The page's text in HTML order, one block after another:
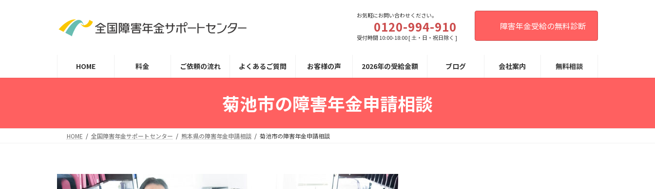
ス
ン
お気軽にお問い合わせください。
0120-994-910
受付時間 10:00-18:00 [ 土・日・祝日除く ]
障害年金受給の無料診断
HOME 料金 ご依頼の流れ よくあるご質問 お客様の声 2026年の受給金額 ブログ 会社案内 無料相談
菊池市の障害年金申請相談
HOME 全国障害年金サポートセンター 熊本県の障害年金申請相談 菊池市の障害年金申請相談